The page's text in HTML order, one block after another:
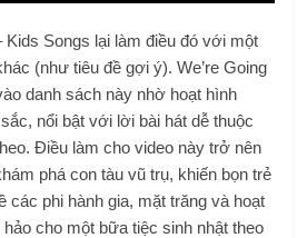
Kids Songs lại làm điều đó với một
(như tiêu đề gợi ý). We’re Going
danh sách này nhờ hoạt hình
nổi bật với lời bài hát dễ thuộc
Điều làm cho video này trở nên
phá con tàu vũ trụ, khiến bọn trẻ
các phi hành gia, mặt trăng và hoạt
cho một bữa tiệc sinh nhật theo